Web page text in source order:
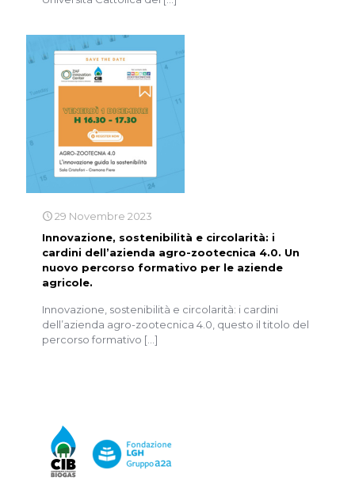
29 Novembre 2023
Innovazione, sostenibilità e circolarità: i
cardini dell’azienda agro-zootecnica 4.0. Un
nuovo percorso formativo per le aziende
agricole.
Innovazione, sostenibilità e circolarità: i cardini
dell’azienda agro-zootecnica 4.0, questo il titolo del
percorso formativo […]